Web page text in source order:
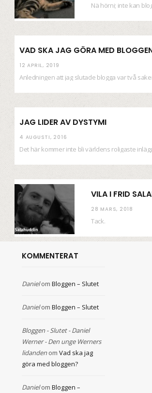
VAD SKA JAG GÖRA MED
12 APRIL, 2019
JAG LIDER AV DYSTYMI
4 AUGUSTI, 2016
VILA I FRID
28 MARS, 2018
Tack.
KOMMENTERAT
Danielom Bloggen – Slutet
Danielom Bloggen – Slutet
Bloggen - Slutet - Daniel
Werner - Den unge Werners
lidanden om Vad ska jag
göra med bloggen?
Danielom Bloggen –